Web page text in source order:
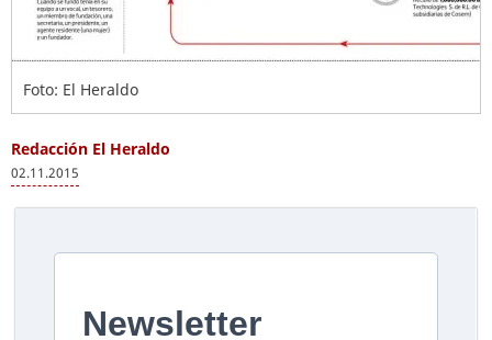
Foto: El Heraldo
Redacción El Heraldo
02.11.2015